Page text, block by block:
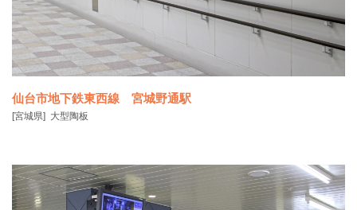
仙台市地下鉄東西線 宮城野通駅
[宮城県] 大型陶板